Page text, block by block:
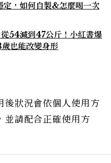
定，如何自製&怎麼喝一次
54減到47公斤！小紅書爆
也能改變身形
後狀況會依個人使用方
並請配合正確使用方